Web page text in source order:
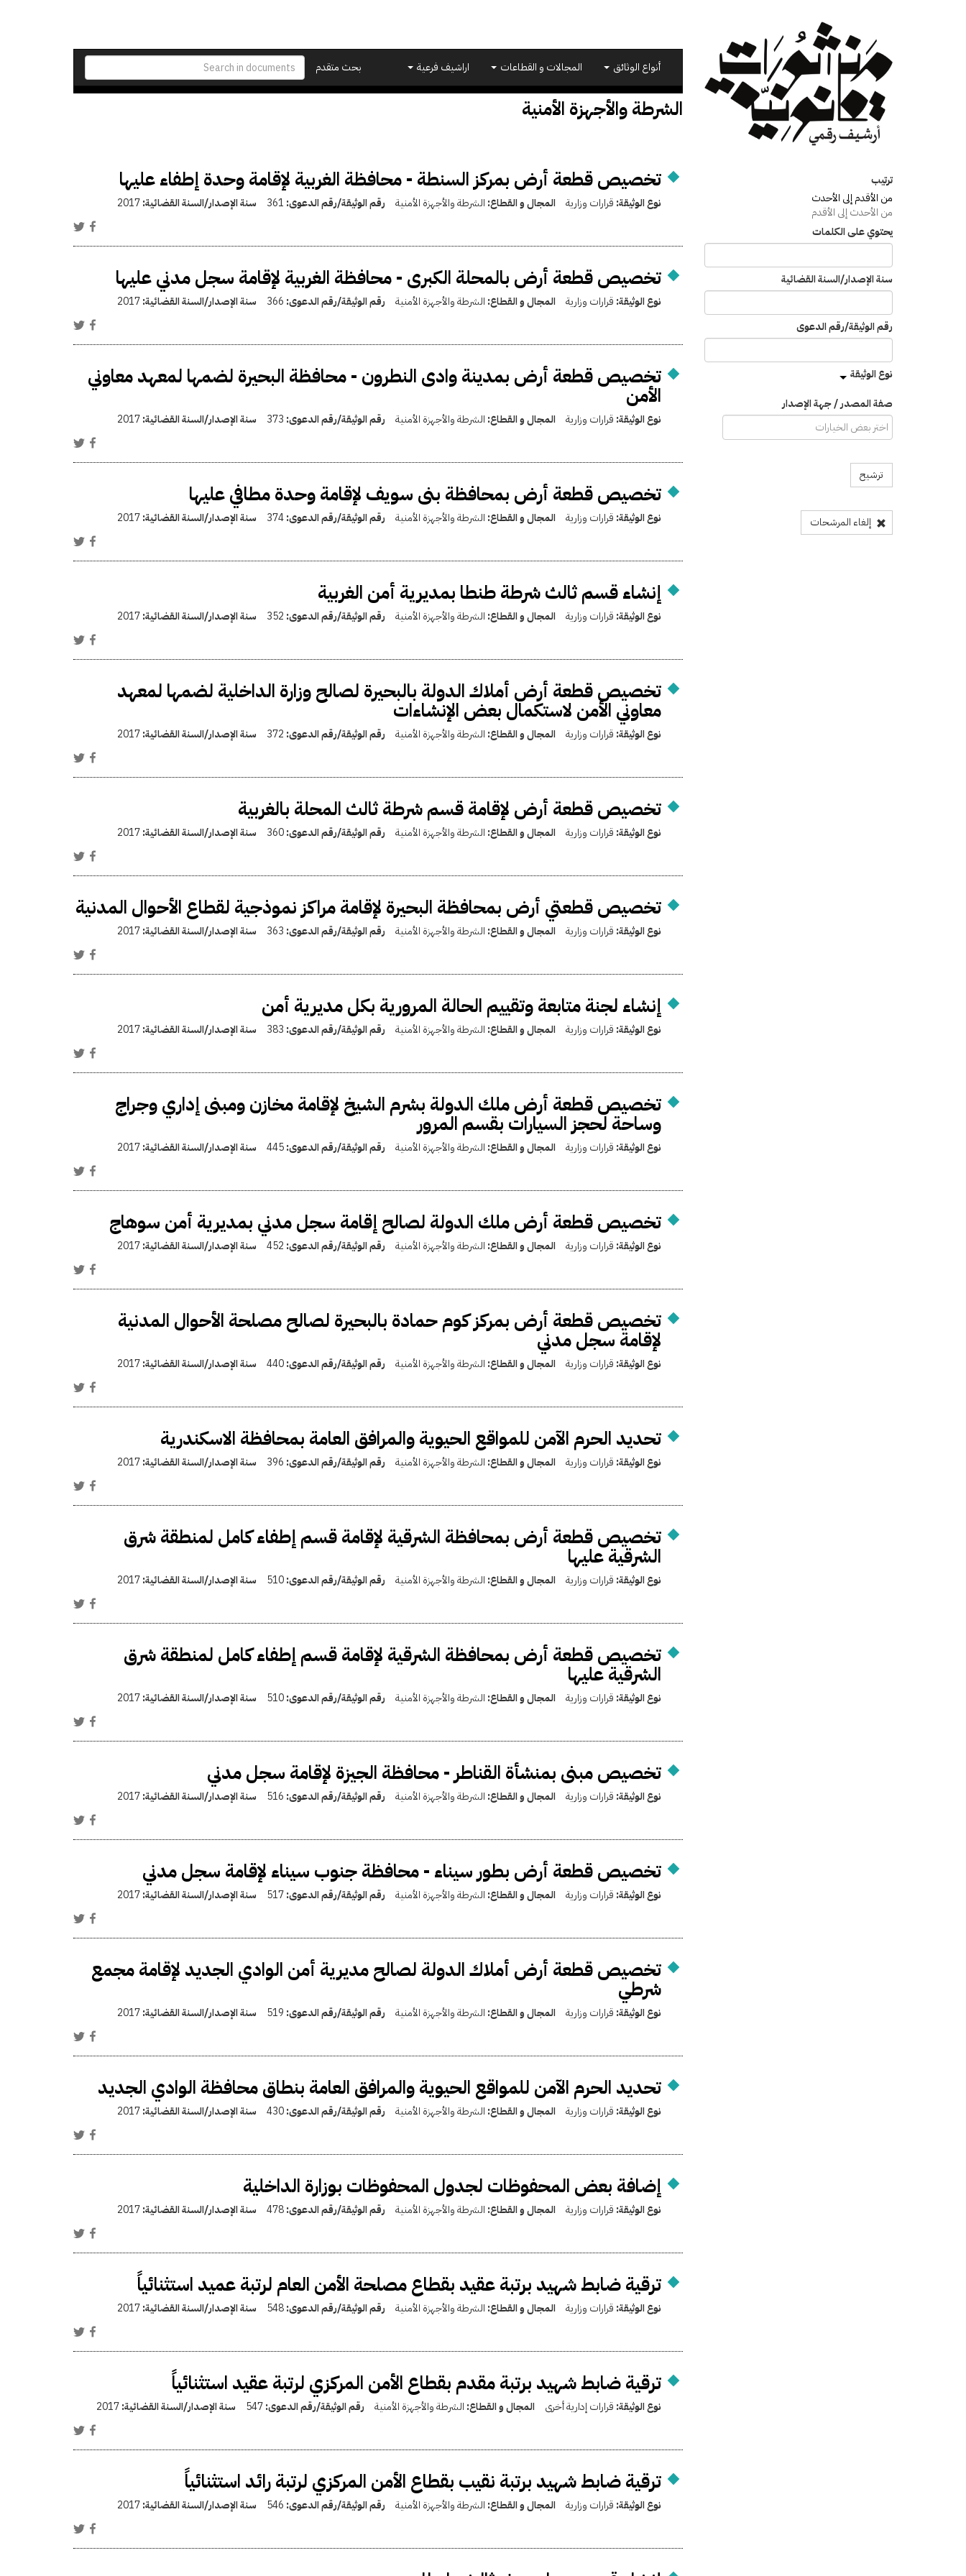
بحث متقدم
أنواع الوثائق المجالات و القطاعات اراشيف فرعية
الشرطة والأجهزة الأمنية
ترتيب
من الأقدم إلى الأحدث
من الأحدث إلى الأقدم
يحتوي على الكلمات
سنة الإصدار/السنة القضائية
رقم الوثيقة/رقم الدعوى
نوع الوثيقة
صفة المصدر / جهة الإصدار
ترشيح
إلغاء المرشحات
تخصيص قطعة أرض بمركز السنطة - محافظة الغربية لإقامة وحدة إطفاء عليها
نوع الوثيقة: قرارات وزارية المجال و القطاع: الشرطة والأجهزة الأمنية رقم الوثيقة/رقم الدعوى: 361 سنة الإصدار/السنة القضائية:2017
تخصيص قطعة أرض بالمحلة الكبرى - محافظة الغربية لإقامة سجل مدني عليها
نوع الوثيقة: قرارات وزارية المجال و القطاع: الشرطة والأجهزة الأمنية رقم الوثيقة/رقم الدعوى: 366 سنة الإصدار/السنة القضائية:2017
تخصيص قطعة أرض بمدينة وادى النطرون - محافظة البحيرة لضمها لمعهد معاوني
الأمن
نوع الوثيقة: قرارات وزارية المجال و القطاع: الشرطة والأجهزة الأمنية رقم الوثيقة/رقم الدعوى: 373 سنة الإصدار/السنة القضائية:2017
تخصيص قطعة أرض بمحافظة بنى سويف لإقامة وحدة مطافي عليها
نوع الوثيقة: قرارات وزارية المجال و القطاع: الشرطة والأجهزة الأمنية رقم الوثيقة/رقم الدعوى:374 سنة الإصدار/السنة القضائية:2017
إنشاء قسم ثالث شرطة طنطا بمديرية أمن الغربية
نوع الوثيقة: قرارات وزارية المجال و القطاع: الشرطة والأجهزة الأمنية رقم الوثيقة/رقم الدعوى: 352 سنة الإصدار/السنة القضائية:2017
تخصيص قطعة أرض أملاك الدولة بالبحيرة لصالح وزارة الداخلية لضمها لمعهد
معاوني الأمن لاستكمال بعض الإنشاءات
نوع الوثيقة: قرارات وزارية المجال و القطاع: الشرطة والأجهزة الأمنية رقم الوثيقة/رقم الدعوى: 372 سنة الإصدار/السنة القضائية:2017
تخصيص قطعة أرض لإقامة قسم شرطة ثالث المحلة بالغربية
نوع الوثيقة: قرارات وزارية المجال و القطاع: الشرطة والأجهزة الأمنية رقم الوثيقة/رقم الدعوى:360 سنة الإصدار/السنة القضائية:2017
تخصيص قطعتي أرض بمحافظة البحيرة لإقامة مراكز نموذجية لقطاع الأحوال المدنية
نوع الوثيقة: قرارات وزارية المجال و القطاع: الشرطة والأجهزة الأمنية رقم الوثيقة/رقم الدعوى: 363 سنة الإصدار/السنة القضائية:2017
إنشاء لجنة متابعة وتقييم الحالة المرورية بكل مديرية أمن
نوع الوثيقة: قرارات وزارية المجال و القطاع: الشرطة والأجهزة الأمنية رقم الوثيقة/رقم الدعوى: 383 سنة الإصدار/السنة القضائية:2017
تخصيص قطعة أرض ملك الدولة بشرم الشيخ لإقامة مخازن ومبنى إداري وجراج
وساحة لحجز السيارات بقسم المرور
نوع الوثيقة: قرارات وزارية المجال و القطاع: الشرطة والأجهزة الأمنية رقم الوثيقة/رقم الدعوى:445 سنة الإصدار/السنة القضائية:2017
تخصيص قطعة أرض ملك الدولة لصالح إقامة سجل مدني بمديرية أمن سوهاج
نوع الوثيقة: قرارات وزارية المجال و القطاع: الشرطة والأجهزة الأمنية رقم الوثيقة/رقم الدعوى: 452 سنة الإصدار/السنة القضائية:2017
تخصيص قطعة أرض بمركز كوم حمادة بالبحيرة لصالح مصلحة الأحوال المدنية
لإقامة سجل مدني
نوع الوثيقة: قرارات وزارية المجال و القطاع: الشرطة والأجهزة الأمنية رقم الوثيقة/رقم الدعوى:440 سنة الإصدار/السنة القضائية:2017
تحديد الحرم الآمن للمواقع الحيوية والمرافق العامة بمحافظة الاسكندرية
نوع الوثيقة: قرارات وزارية المجال و القطاع: الشرطة والأجهزة الأمنية رقم الوثيقة/رقم الدعوى: 396 سنة الإصدار/السنة القضائية:2017
تخصيص قطعة أرض بمحافظة الشرقية لإقامة قسم إطفاء كامل لمنطقة شرق
الشرقية عليها
نوع الوثيقة: قرارات وزارية المجال و القطاع: الشرطة والأجهزة الأمنية رقم الوثيقة/رقم الدعوى:510 سنة الإصدار/السنة القضائية:2017
تخصيص قطعة أرض بمحافظة الشرقية لإقامة قسم إطفاء كامل لمنطقة شرق
الشرقية عليها
نوع الوثيقة: قرارات وزارية المجال و القطاع: الشرطة والأجهزة الأمنية رقم الوثيقة/رقم الدعوى:510 سنة الإصدار/السنة القضائية:2017
تخصيص مبنى بمنشأة القناطر - محافظة الجيزة لإقامة سجل مدني
نوع الوثيقة: قرارات وزارية المجال و القطاع: الشرطة والأجهزة الأمنية رقم الوثيقة/رقم الدعوى: 516 سنة الإصدار/السنة القضائية:2017
تخصيص قطعة أرض بطور سيناء - محافظة جنوب سيناء لإقامة سجل مدني
نوع الوثيقة: قرارات وزارية المجال و القطاع: الشرطة والأجهزة الأمنية رقم الوثيقة/رقم الدعوى:517 سنة الإصدار/السنة القضائية:2017
تخصيص قطعة أرض أملاك الدولة لصالح مديرية أمن الوادي الجديد لإقامة مجمع
شرطي
نوع الوثيقة: قرارات وزارية المجال و القطاع: الشرطة والأجهزة الأمنية رقم الوثيقة/رقم الدعوى: 519 سنة الإصدار/السنة القضائية:2017
تحديد الحرم الآمن للمواقع الحيوية والمرافق العامة بنطاق محافظة الوادي الجديد
نوع الوثيقة: قرارات وزارية المجال و القطاع: الشرطة والأجهزة الأمنية رقم الوثيقة/رقم الدعوى:430 سنة الإصدار/السنة القضائية:2017
إضافة بعض المحفوظات لجدول المحفوظات بوزارة الداخلية
نوع الوثيقة: قرارات وزارية المجال و القطاع: الشرطة والأجهزة الأمنية رقم الوثيقة/رقم الدعوى:478 سنة الإصدار/السنة القضائية:2017
ترقية ضابط شهيد برتبة عقيد بقطاع مصلحة الأمن العام لرتبة عميد استثنائياً
نوع الوثيقة: قرارات وزارية المجال و القطاع: الشرطة والأجهزة الأمنية رقم الوثيقة/رقم الدعوى:548 سنة الإصدار/السنة القضائية:2017
ترقية ضابط شهيد برتبة مقدم بقطاع الأمن المركزي لرتبة عقيد استثنائياً
نوع الوثيقة: قرارات إدارية أخرى المجال و القطاع: الشرطة والأجهزة الأمنية رقم الوثيقة/رقم الدعوى:547 سنة الإصدار/السنة القضائية:2017
ترقية ضابط شهيد برتبة نقيب بقطاع الأمن المركزي لرتبة رائد استثنائياً
نوع الوثيقة: قرارات وزارية المجال و القطاع: الشرطة والأجهزة الأمنية رقم الوثيقة/رقم الدعوى: 546 سنة الإصدار/السنة القضائية:2017